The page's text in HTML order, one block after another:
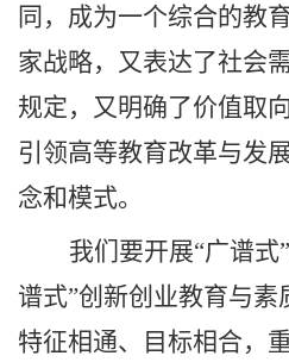
同，成为一个综合的教
家战略，又表达了社会
规定，又明确了价值取
引领高等教育改革与发
念和模式。
我们要开展“广谱式
谱式”创新创业教育与素
特征相通、目标相合，